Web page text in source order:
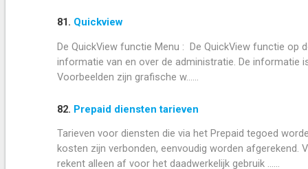
81. Quickview
De QuickView functie Menu : De QuickView functie op
informatie van en over de administratie. De informatie
Voorbeelden zijn grafische w......
82. Prepaid diensten tarieven
Tarieven voor diensten die via het Prepaid tegoed
kosten zijn verbonden, eenvoudig worden afgerekend.
rekent alleen af voor het daadwerkelijk gebruik ......